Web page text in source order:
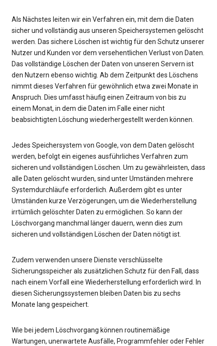
Als Nächstes leiten wir ein Verfahren ein, mit dem die Daten
sicher und vollständig aus unseren Speichersystemen gelöscht
werden. Das sichere Löschen ist wichtig für den Schutz unserer
Nutzer und Kunden vor dem versehentlichen Verlust von Daten.
Das vollständige Löschen der Daten von unseren Servern ist
den Nutzern ebenso wichtig. Ab dem Zeitpunkt des Löschens
nimmt dieses Verfahren für gewöhnlich etwa zwei Monate in
Anspruch. Dies umfasst häufig einen Zeitraum von bis zu
einem Monat, in dem die Daten im Falle einer nicht
beabsichtigten Löschung wiederhergestellt werden können.
Jedes Speichersystem von Google, von dem Daten gelöscht
werden, befolgt ein eigenes ausführliches Verfahren zum
sicheren und vollständigen Löschen. Um zu gewährleisten, dass
alle Daten gelöscht wurden, sind unter Umständen mehrere
Systemdurchläufe erforderlich. Außerdem gibt es unter
Umständen kurze Verzögerungen, um die Wiederherstellung
irrtümlich gelöschter Daten zu ermöglichen. So kann der
Löschvorgang manchmal länger dauern, wenn dies zum
sicheren und vollständigen Löschen der Daten nötigt ist.
Zudem verwenden unsere Dienste verschlüsselte
Sicherungsspeicher als zusätzlichen Schutz für den Fall, dass
nach einem Vorfall eine Wiederherstellung erforderlich wird. In
diesen Sicherungssystemen bleiben Daten bis zu sechs
Monate lang gespeichert.
Wie bei jedem Löschvorgang können routinemäßige
Wartungen, unerwartete Ausfälle, Programmfehler oder Fehler